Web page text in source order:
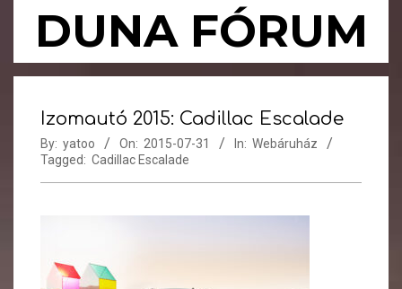
DUNA FÓRUM
Primary
MenuIzomautó 2015: Cadillac Escalade
By: yatoo On: 2015-07-31 In: Webáruház
Tagged: Cadillac Escalade